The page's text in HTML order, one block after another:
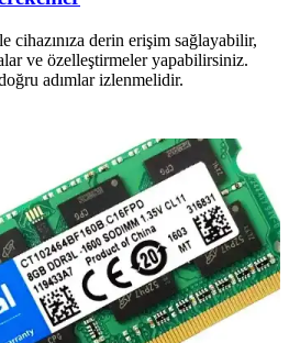
derin erişim sağlayabilir,
ve özelleştirmeler yapabilirsiniz.
adımlar izlenmelidir.